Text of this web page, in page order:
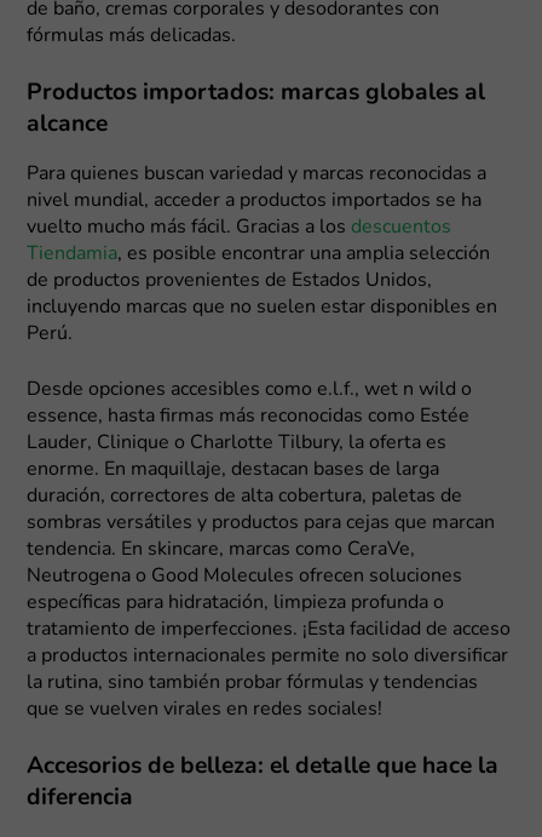
de baño, cremas corporales y desodorantes con
fórmulas más delicadas.
Productos importados: marcas globales al
alcance
Para quienes buscan variedad y marcas reconocidas a
nivel mundial, acceder a productos importados se ha
vuelto mucho más fácil. Gracias a los descuentos
Tiendamia, es posible encontrar una amplia selección
de productos provenientes de Estados Unidos,
incluyendo marcas que no suelen estar disponibles en
Perú.
Desde opciones accesibles como e.l.f., wet n wild o
essence, hasta firmas más reconocidas como Estée
Lauder, Clinique o Charlotte Tilbury, la oferta es
enorme. En maquillaje, destacan bases de larga
duración, correctores de alta cobertura, paletas de
sombras versátiles y productos para cejas que marcan
tendencia. En skincare, marcas como CeraVe,
Neutrogena o Good Molecules ofrecen soluciones
específicas para hidratación, limpieza profunda o
tratamiento de imperfecciones. ¡Esta facilidad de acceso
a productos internacionales permite no solo diversificar
la rutina, sino también probar fórmulas y tendencias
que se vuelven virales en redes sociales!
Accesorios de belleza: el detalle que hace la
diferencia